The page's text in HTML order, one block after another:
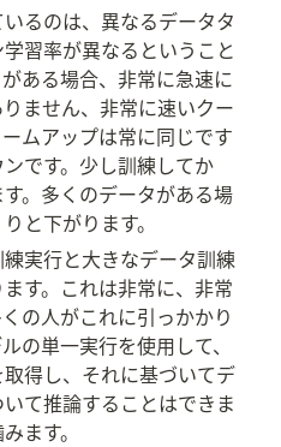
るのは、異なるデータタ
習率が異なるということ
ある場合、非常に急速に
ません、非常に速いクー
ムアップは常に同じです
です。少し訓練してか
。多くのデータがある場
と下がります。
実行と大きなデータ訓練
す。これは非常に、非常
の人がこれに引っかかり
の単一実行を使用して、
得し、それに基づいてデ
て推論することはできま
ます。